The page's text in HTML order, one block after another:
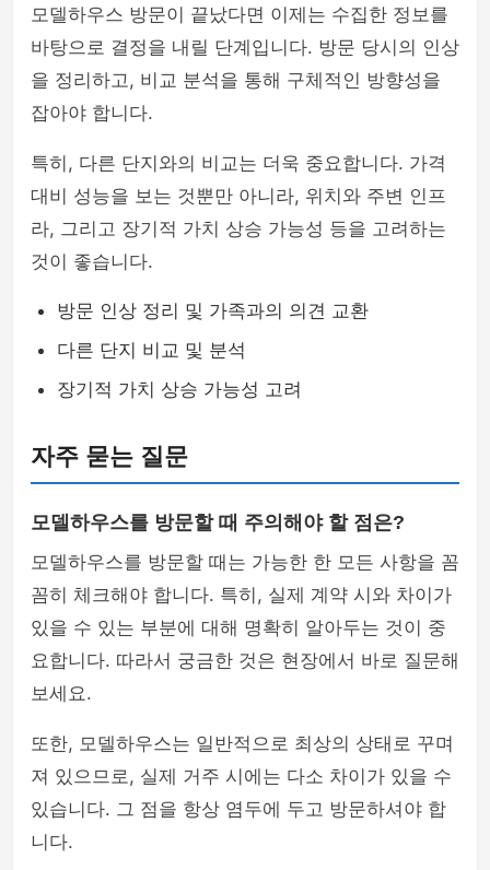
모델하우스 방문이 끝났다면 이제는 수집한 정보를
바탕으로 결정을 내릴 단계입니다. 방문 당시의 인상
을 정리하고, 비교 분석을 통해 구체적인 방향성을
잡아야 합니다.
특히, 다른 단지와의 비교는 더욱 중요합니다. 가격
대비 성능을 보는 것뿐만 아니라, 위치와 주변 인프
라, 그리고 장기적 가치 상승 가능성 등을 고려하는
것이 좋습니다.
방문 인상 정리 및 가족과의 의견 교환
다른 단지 비교 및 분석
장기적 가치 상승 가능성 고려
자주 묻는 질문
모델하우스를 방문할 때 주의해야 할 점은?
모델하우스를 방문할 때는 가능한 한 모든 사항을 꼼
꼼히 체크해야 합니다. 특히, 실제 계약 시와 차이가
있을 수 있는 부분에 대해 명확히 알아두는 것이 중
요합니다. 따라서 궁금한 것은 현장에서 바로 질문해
보세요.
또한, 모델하우스는 일반적으로 최상의 상태로 꾸며
져 있으므로, 실제 거주 시에는 다소 차이가 있을 수
있습니다. 그 점을 항상 염두에 두고 방문하셔야 합
니다.